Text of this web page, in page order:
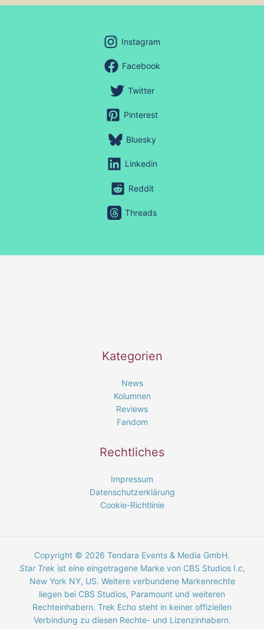
Instagram
Facebook
Twitter
Pinterest
Bluesky
Linkedin
Reddit
Threads
Kategorien
News
Kolumnen
Reviews
Fandom
Rechtliches
Impressum
Datenschutzerklärung
Cookie-Richtlinie
Copyright © 2026 Tendara Events & Media GmbH.
Star Trekist eine eingetragene Marke von CBS Studios I.c,
New York NY, US. Weitere verbundene Markenrechte
liegen bei CBS Studios, Paramount und weiteren
Rechteinhabern. Trek Echo steht in keiner offiziellen
Verbindung zu diesen Rechte- und Lizenzinhabern.